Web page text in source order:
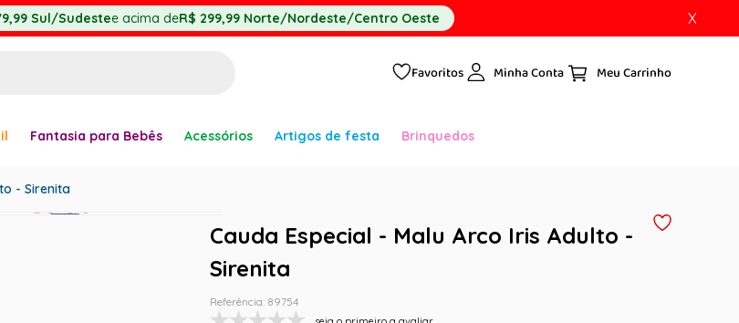
Sul/Sudestee acima deR$ 299,99 Norte/Nordeste/Centro Oeste X
Favoritos Minha Conta
Fantasia para Bebês Acessórios Artigos de festa Brinquedos
- Sirenita
Cauda Especial - Malu Arco Iris Adulto -
Sirenita
Referência: 89754